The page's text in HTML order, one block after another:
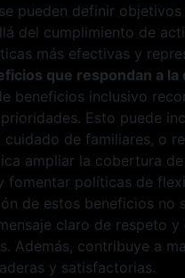
pueden definir
del cumplimiento de
más efectivas y
que respondan a
beneficios inclusivo
Esto puede
de familiares, o
ampliar la cobertura
fomentar políticas de
de estos beneficios no
claro de respeto
Además, contribuye a
y satisfactorias.